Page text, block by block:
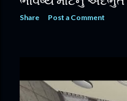
Share Post a Comment